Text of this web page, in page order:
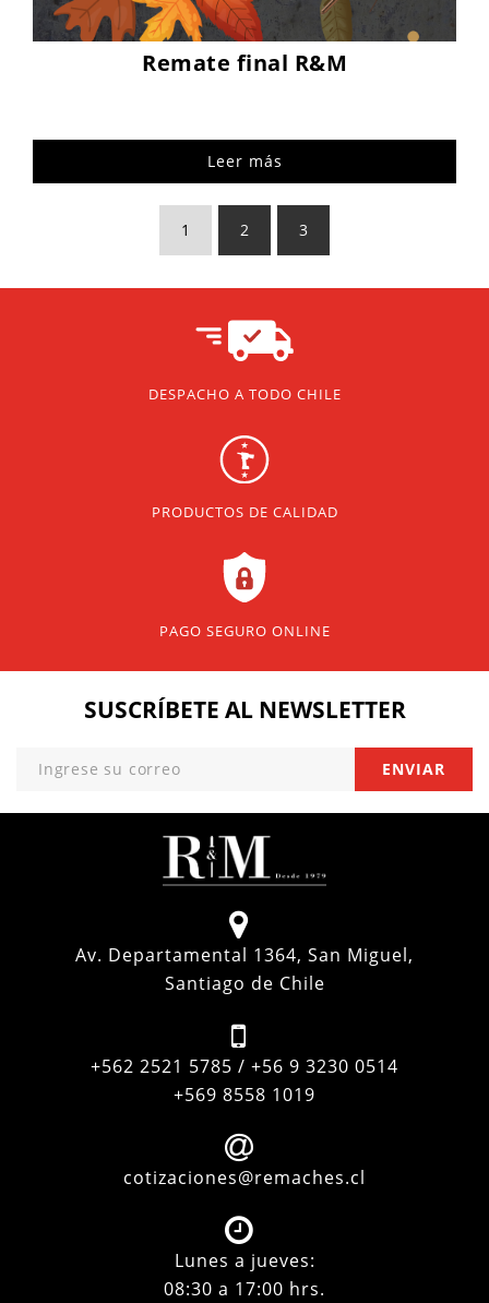
Remate final R&M
Leer más
1 2 3
DESPACHO A TODO CHILE
PRODUCTOS DE CALIDAD
PAGO SEGURO ONLINE
SUSCRÍBETE AL NEWSLETTER
Av. Departamental 1364, San Miguel,
Santiago de Chile
+562 2521 5785 / +56 9 3230 0514
+569 8558 1019
cotizaciones@remaches.cl
Lunes a jueves:
08:30 a 17:00 hrs.